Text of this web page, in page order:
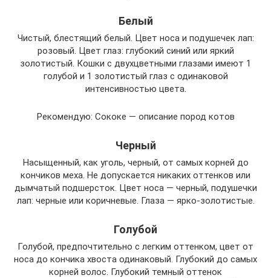
Белый
Чистый, блестящий белый. Цвет носа и подушечек лап:
розовый. Цвет глаз: глубокий синий или яркий
золотистый. Кошки с двухцветными глазами имеют 1
голубой и 1 золотистый глаз с одинаковой
интенсивностью цвета.
Рекомендую: Сококе — описание пород котов
Черный
Насыщенный, как уголь, черный, от самых корней до
кончиков меха. Не допускается никаких оттенков или
дымчатый подшерсток. Цвет носа — черный, подушечки
лап: черные или коричневые. Глаза — ярко-золотистые.
Голубой
Голубой, предпочтительно с легким оттенком, цвет от
носа до кончика хвоста одинаковый. Глубокий до самых
корней волос. Глубокий темный оттенок